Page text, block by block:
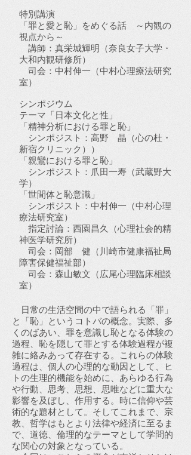
特別講演
「罪と愛と恥」をめぐる話 ～内観の
視点から～
講師：真栄城輝明（奈良女子大学・
大和内観研修所）
司会：中村伸一（中村心理療法研究
室）
シンポジウム
テーマ「日本文化と性」
「精神分析における罪と恥」
シンポジスト：高野 晶（心の杜・
新宿クリニック））
「親鸞における罪と恥」
シンポジスト：爪田一寿（武蔵野大
学）
「世間体と恥意識」
シンポジスト：中村伸一（中村心理
療法研究室）
指定討論：西園昌久（心理社会的精
神医学研究所）
司会：岡部 健（川崎市健康福祉局
障害保健福祉部）
司会：森山敏文（広尾心理臨床相談
室）
日常の生活空間の中で語られる「罪」
と「恥」というコトバの概念。実際、多
くのばあい、罪を意識し恥となる体験の
過程、恥を隠して罪とする体験過程が複
雑に絡みあって存在する。これらの体験
過程は、個人の心理的な動因として、ヒ
トの生理的機能を始めに、あらゆる行為
や行動、思考、思想、思唯などに重大な
影響を及ぼし、作用する。時に信仰や芸
術的な題材として。そしてこれまで、宗
教、哲学はもとより法律や経済に至るま
で、道徳、倫理的なテーマとして学問的
な関心の対象となっている。